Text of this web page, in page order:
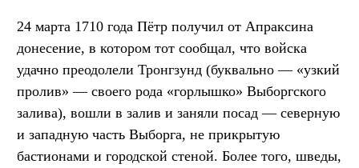
24 марта 1710 года Пётр получил от Апраксина
донесение, в котором тот сообщал, что войска
удачно преодолели Тронгзунд (буквально — «узкий
пролив» — своего рода «горлышко» Выборгского
залива), вошли в залив и заняли посад — северную
и западную часть Выборга, не прикрытую
бастионами и городской стеной. Более того, шведы,